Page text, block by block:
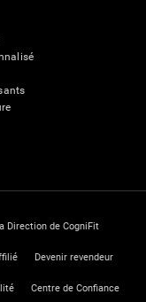
Direction de CogniFit
Devenir revendeur
Centre de Confiance